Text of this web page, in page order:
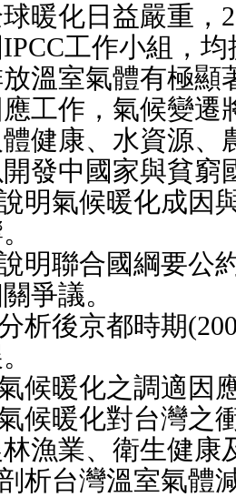
暖化日益嚴重，
IPCC工作小組，
溫室氣體有極顯
應工作，氣候變遷
體健康、水資源、
發中國家與貧窮
明氣候暖化成因
明聯合國綱要公
爭議。
析後京都時期
候暖化之調適因
候暖化對台灣之
漁業、衛生健康
析台灣溫室氣體